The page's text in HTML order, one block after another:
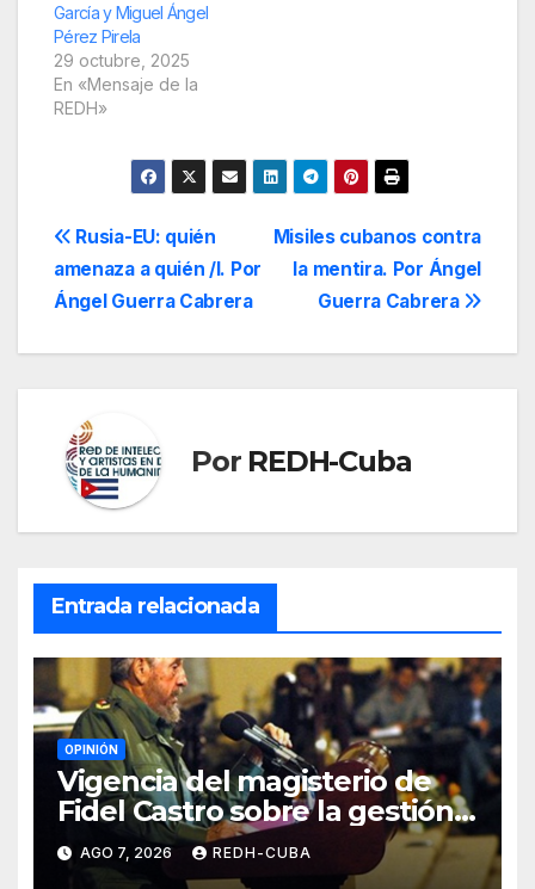
García y Miguel Ángel
Pérez Pirela
29 octubre, 2025
En «Mensaje de la
REDH»
Navegación
de
entradas
Misiles cubanos contra
la mentira. Por Ángel
Guerra Cabrera
Rusia-EU: quién
amenaza a quién /I. Por
Ángel Guerra Cabrera
Por REDH-Cuba
Entrada relacionada
OPINIÓN
Vigencia del magisterio de
Fidel Castro sobre la gestión
del liderazgo revolucionario.
Por Jorge Luís Guach Estévez
AGO 7, 2026 REDH-CUBA